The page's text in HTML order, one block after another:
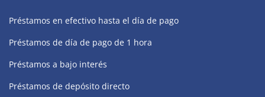
Préstamos en efectivo hasta el día de pago
Préstamos de día de pago de 1 hora
Préstamos a bajo interés
Préstamos de depósito directo